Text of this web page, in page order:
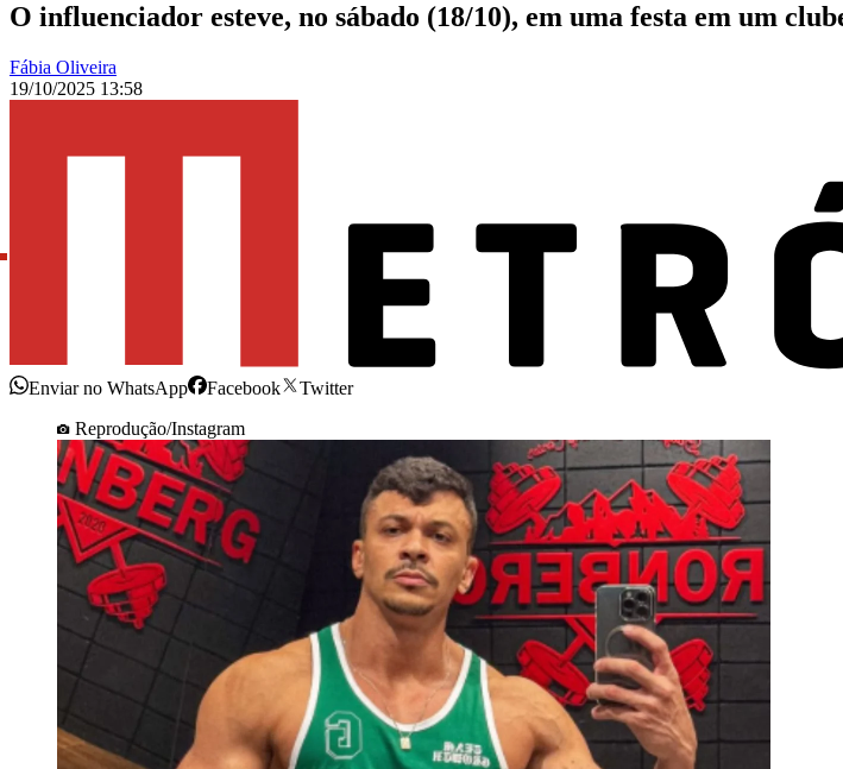
O influenciador esteve, no sábado (18/10), em uma festa em um
Fábia Oliveira
19/10/2025 13:58
Enviar no WhatsApp Facebook
Twitter
Reprodução/Instagram